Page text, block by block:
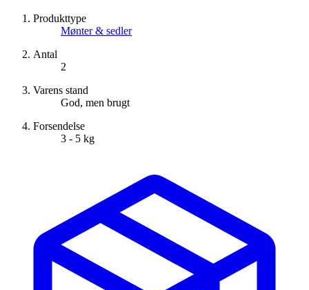
Produkttype
Mønter & sedler
Antal
2
Varens stand
God, men brugt
Forsendelse
3 - 5 kg